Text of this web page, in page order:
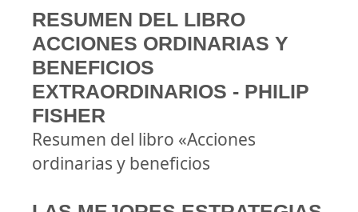
RESUMEN DEL LIBRO
ACCIONES ORDINARIAS Y
BENEFICIOS
EXTRAORDINARIOS - PHILIP
FISHER
Resumen del libro «Acciones
ordinarias y beneficios